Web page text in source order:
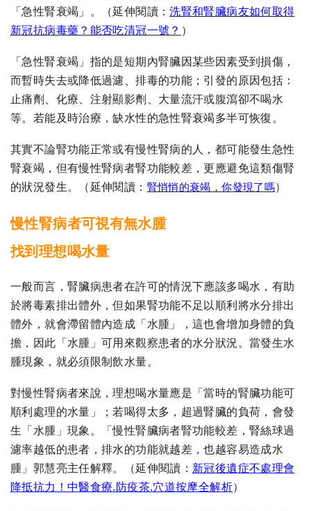
「急性腎衰竭」。（延伸閱讀：洗腎和腎臟病友如何取得
新冠抗病毒藥？能否吃清冠一號？ ）
「急性腎衰竭」指的是短期內腎臟因某些因素受到損傷，
而暫時失去或降低過濾、排毒的功能；引發的原因包括：
止痛劑、化療、注射顯影劑、大量流汗或腹瀉卻不喝水
等。若能及時治療，缺水性的急性腎衰竭多半可恢復。
其實不論腎功能正常或有慢性腎病的人，都可能發生急性
腎衰竭，但有慢性腎病者腎功能較差，更應避免這類傷腎
的狀況發生。（延伸閱讀： 腎悄悄的衰竭，你發現了嗎）
慢性腎病者可視有無水腫
找到理想喝水量
一般而言，腎臟病患者在許可的情況下應該多喝水，有助
於將毒素排出體外，但如果腎功能不足以順利將水分排出
體外，就會滯留體內造成「水腫」，這也會增加身體的負
擔，因此「水腫」可用來觀察患者的水分狀況。當發生水
腫現象，就必須限制飲水量。
對慢性腎病者來說，理想喝水量應是「當時的腎臟功能可
順利處理的水量」；若喝得太多，超過腎臟的負荷，會發
生「水腫」現象。「慢性腎臟病者腎功能較差，腎絲球過
濾率越低的患者，排水的功能就越差，也越容易造成水
腫」郭慧亮主任解釋。
（延伸閱讀： 新冠後遺症不處理會
降抵抗力！中醫食療.防疫茶.穴道按摩全解析）